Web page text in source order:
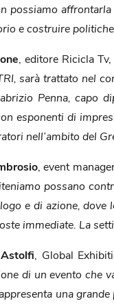
possiamo
e costruire
, editore Ricicla
sarà trattato nel
Penna, capo
esponenti di
nell’ambito del
, event
possano
e di azione,
immediate. La
, Global
di un evento che
una